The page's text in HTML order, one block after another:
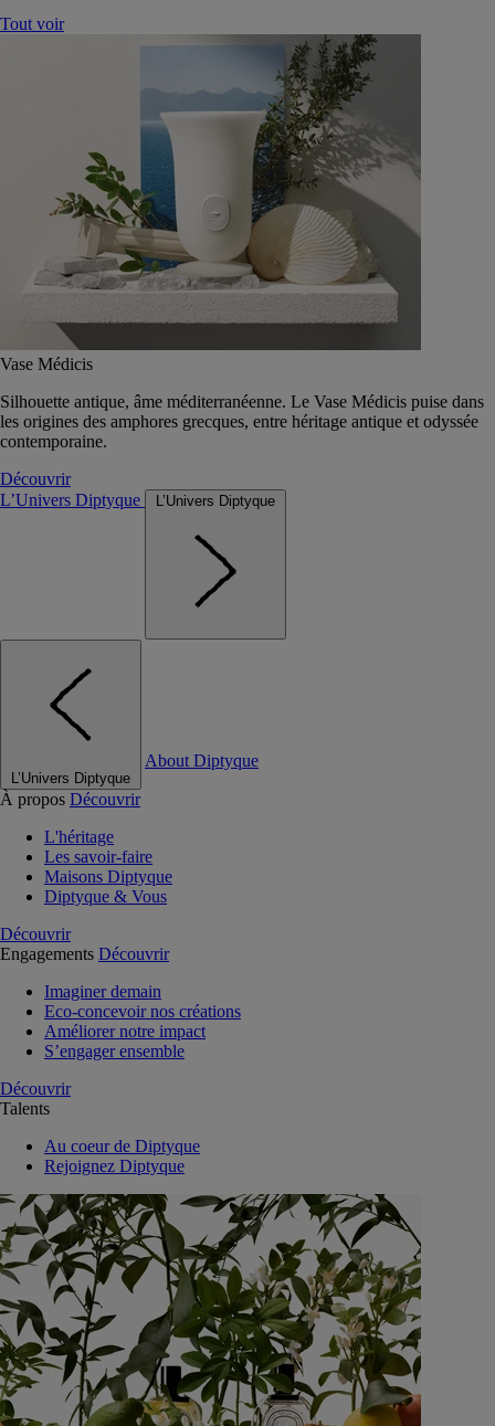
Tout voir
Vase Médicis
Silhouette antique, âme méditerranéenne. Le Vase Médicis puise dans
les origines des amphores grecques, entre héritage antique et odyssée
contemporaine.
Découvrir
L’Univers Diptyque
L’Univers Diptyque
L’Univers Diptyque
About Diptyque
À propos Découvrir
L'héritage
Les savoir-faire
Maisons Diptyque
Diptyque & Vous
Découvrir
Engagements Découvrir
Imaginer demain
Eco-concevoir nos créations
Améliorer notre impact
S’engager ensemble
Découvrir
Talents
Au coeur de Diptyque
Rejoignez Diptyque